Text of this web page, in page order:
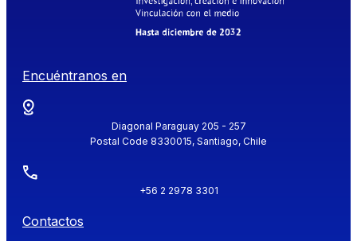
Encuéntranos en
Diagonal Paraguay 205 - 257
Postal Code 8330015, Santiago, Chile
+56 2 2978 3301
Contactos